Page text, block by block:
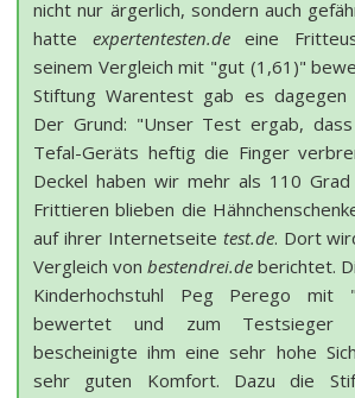
nicht nur ärgerlich, sondern auch
hatte expertentesten.deeine
seinem Vergleich mit "gut (1,61)"
Stiftung Warentest gab es dagegen
Der Grund: "Unser Test ergab,
Tefal-Geräts heftig die Finger
Deckel haben wir mehr als 110
Frittieren blieben die
auf ihrer Internetseite test.de. Dort
Vergleich von bestendrei.de berichtet.
Kinderhochstuhl Peg Perego mit
bewertet und zum Testsieger
bescheinigte ihm eine sehr hohe
sehr guten Komfort. Dazu die